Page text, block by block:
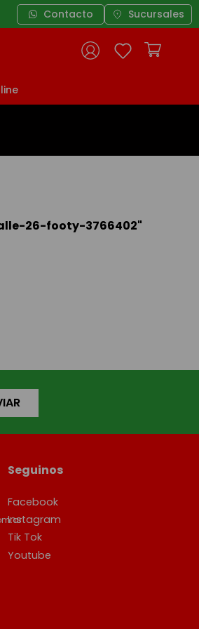
Contacto Sucursales
26-footy-3766402"
Seguinos
Facebook
Instagram
Tik Tok
Youtube